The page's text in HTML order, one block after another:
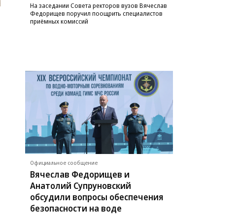
На заседании Совета ректоров вузов Вячеслав
Федорищев поручил поощрить специалистов
приёмных комиссий
Официальное сообщение
Вячеслав Федорищев и
Анатолий Супруновский
обсудили вопросы обеспечения
безопасности на воде